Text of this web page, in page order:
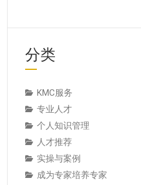
分类
KMC服务
专业人才
个人知识管理
人才推荐
实操与案例
成为专家培养专家